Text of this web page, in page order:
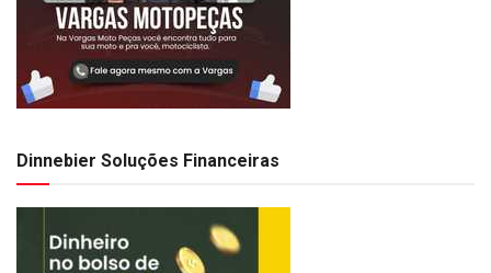
Dinnebier Soluções Financeiras